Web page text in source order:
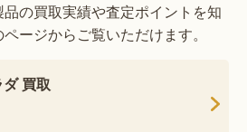
の買取実績や査定ポイントを知
ージからご覧いただけます。
買取